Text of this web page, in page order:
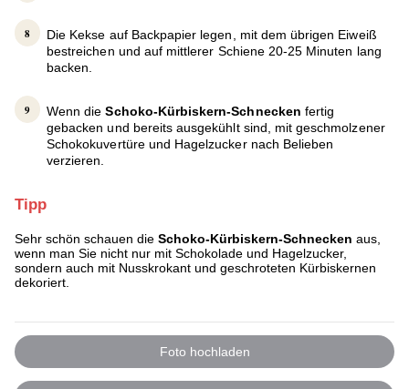
Die Kekse auf Backpapier legen, mit dem übrigen Eiweiß
bestreichen und auf mittlerer Schiene 20-25 Minuten lang
backen.
Wenn dieSchoko-Kürbiskern-Schnecken fertig
gebacken und bereits ausgekühlt sind, mit geschmolzener
Schokokuvertüre und Hagelzucker nach Belieben
verzieren.
Tipp
Sehr schön schauen die Schoko-Kürbiskern-Schnecken aus,
wenn man Sie nicht nur mit Schokolade und Hagelzucker,
sondern auch mit Nusskrokant und geschroteten Kürbiskernen
dekoriert.
Foto hochladen